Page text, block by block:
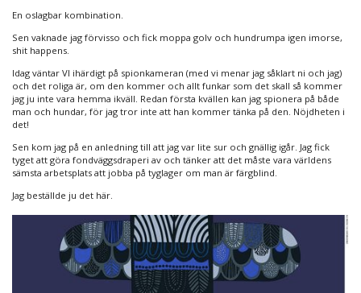
En oslagbar kombination.
Sen vaknade jag förvisso och fick moppa golv och hundrumpa igen imorse,
shit happens.
Idag väntar VI ihärdigt på spionkameran (med vi menar jag såklart ni och jag)
och det roliga är, om den kommer och allt funkar som det skall så kommer
jag ju inte vara hemma ikväll. Redan första kvällen kan jag spionera på både
man och hundar, för jag tror inte att han kommer tänka på den. Nöjdheten i
det!
Sen kom jag på en anledning till att jag var lite sur och gnällig igår. Jag fick
tyget att göra fondväggsdraperi av och tänker att det måste vara världens
sämsta arbetsplats att jobba på tyglager om man är färgblind.
Jag beställde ju det här.